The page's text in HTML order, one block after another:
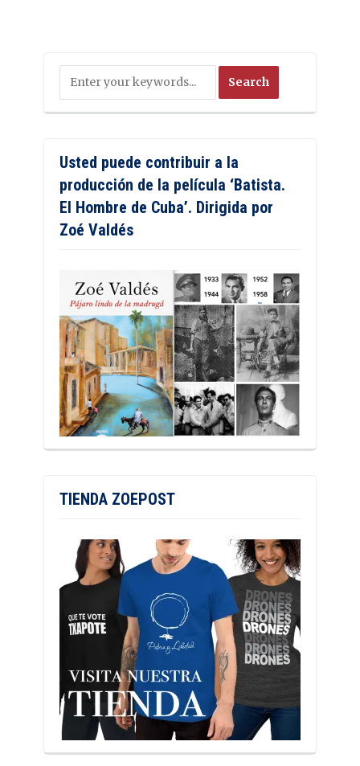
Usted puede contribuir a la
producción de la película ‘Batista.
El Hombre de Cuba’. Dirigida por
Zoé Valdés
TIENDA ZOEPOST